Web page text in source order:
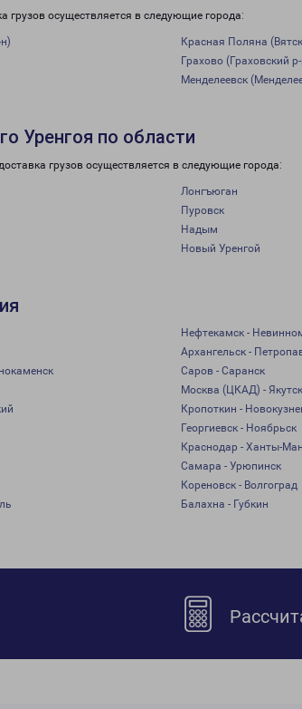
грузов осуществляется в следующие города:
Красная Поляна
Грахово (Граховский
Менделеевск
Уренгоя по области
грузов осуществляется в следующие города:
Лонгъюган
Пуровск
Надым
Новый Уренгой
Нефтекамск -
Архангельск -
Саров - Саранск
Москва (ЦКАД) - Якутск
Кропоткин -
Георгиевск - Ноябрьск
Краснодар - Ханты-
Самара - Урюпинск
Кореновск - Волгоград
Балахна - Губкин